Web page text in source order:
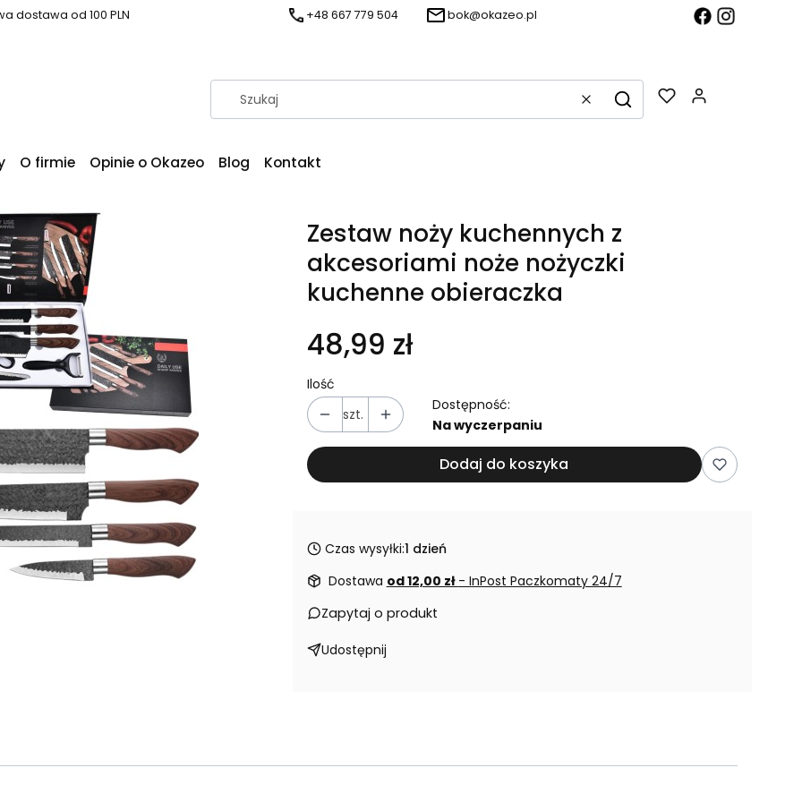
dostawa od 100 PLN +48 667 779 504 bok@okazeo.pl
WyczyśćSzukaj
O firmie Opinie o Okazeo Blog Kontakt
Zestaw noży kuchennych z
akcesoriami noże nożyczki
kuchenne obieraczka
48,99 zł
Ilość
szt.
Dostępność:
Na wyczerpaniu
Dodaj do koszyka
Czas wysyłki:1 dzień
Dostawa od 12,00 zł - InPost Paczkomaty 24/7
Zapytaj o produkt
Udostępnij